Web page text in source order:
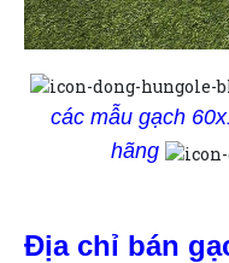
các mẫu gạch
hãng
Địa chỉ bán